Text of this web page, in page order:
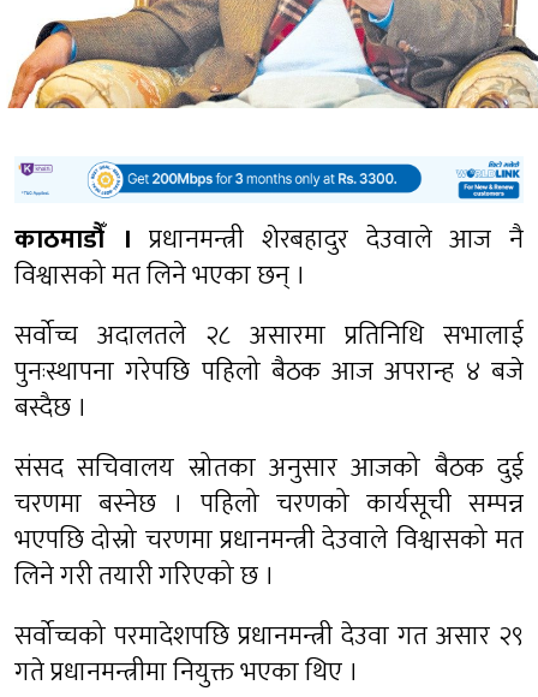
काठमाडौँ । प्रधानमन्त्री शेरबहादुर देउवाले आज नै
विश्वासको मत लिने भएका छन् ।
सर्वोच्च अदालतले २८ असारमा प्रतिनिधि सभालाई
पुनःस्थापना गरेपछि पहिलो बैठक आज अपरान्ह ४ बजे
बस्दैछ ।
संसद सचिवालय स्रोतका अनुसार आजको बैठक दुई
चरणमा बस्नेछ । पहिलो चरणको कार्यसूची सम्पन्न
भएपछि दोस्रो चरणमा प्रधानमन्त्री देउवाले विश्वासको मत
लिने गरी तयारी गरिएको छ ।
सर्वोच्चको परमादेशपछि प्रधानमन्त्री देउवा गत असार २९
गते प्रधानमन्त्रीमा नियुक्त भएका थिए ।